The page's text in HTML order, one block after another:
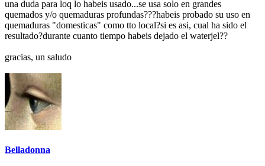
una duda para loq lo habeis usado...se usa solo en grandes
quemados y/o quemaduras profundas???habeis probado su uso en
quemaduras "domesticas" como tto local?si es asi, cual ha sido el
resultado?durante cuanto tiempo habeis dejado el waterjel??
gracias, un saludo
Belladonna